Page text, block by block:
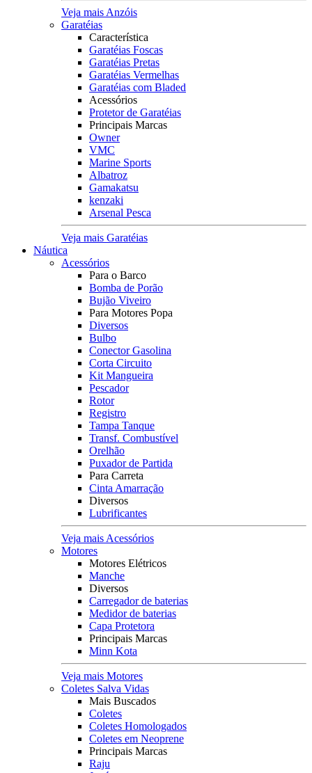
Veja mais Anzóis
Garatéias
Característica
Garatéias Foscas
Garatéias Pretas
Garatéias Vermelhas
Garatéias com Bladed
Acessórios
Protetor de Garatéias
Principais Marcas
Owner
VMC
Marine Sports
Albatroz
Gamakatsu
kenzaki
Arsenal Pesca
Veja mais Garatéias
Náutica
Acessórios
Para o Barco
Bomba de Porão
Bujão Viveiro
Para Motores Popa
Diversos
Bulbo
Conector Gasolina
Corta Circuito
Kit Mangueira
Pescador
Rotor
Registro
Tampa Tanque
Transf. Combustível
Orelhão
Puxador de Partida
Para Carreta
Cinta Amarração
Diversos
Lubrificantes
Veja mais Acessórios
Motores
Motores Elétricos
Manche
Diversos
Carregador de baterias
Medidor de baterias
Capa Protetora
Principais Marcas
Minn Kota
Veja mais Motores
Coletes Salva Vidas
Mais Buscados
Coletes
Coletes Homologados
Coletes em Neoprene
Principais Marcas
Raju